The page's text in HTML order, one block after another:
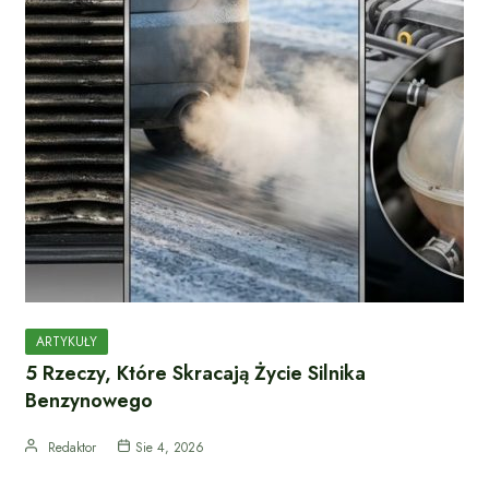
ARTYKUŁY
5 Rzeczy, Które Skracają Życie Silnika
Benzynowego
Redaktor Sie 4, 2026